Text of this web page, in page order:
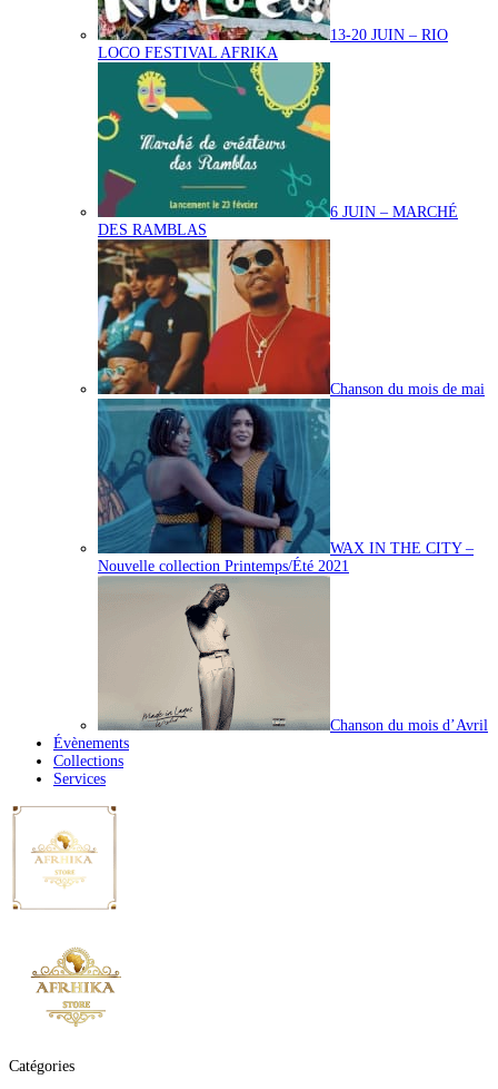
13-20 JUIN – RIO
LOCO FESTIVAL AFRIKA
6 JUIN – MARCHÉ
DES RAMBLAS
Chanson du mois de mai
WAX IN THE CITY –
Nouvelle collection Printemps/Été 2021
Chanson du mois d’Avril
Évènements
Collections
Services
Catégories